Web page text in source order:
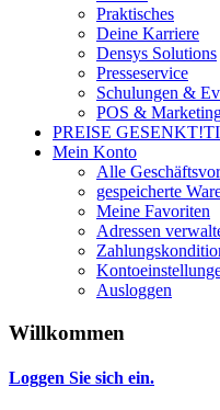
Praktisches
Deine Karriere
Densys Solutions
Presseservice
Schulungen &
POS &
PREISE GESENKT!
Mein Konto
Alle
gespeicherte
Meine Favoriten
Adressen
Ausloggen
Willkommen
Loggen Sie sich ein.